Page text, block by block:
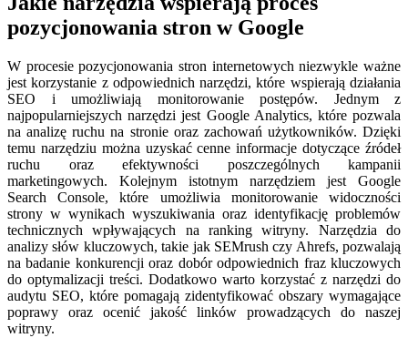
pozycjonowania stron w Google
W procesie pozycjonowania stron internetowych niezwykle ważne
jest korzystanie z odpowiednich narzędzi, które wspierają działania
SEO i umożliwiają monitorowanie postępów. Jednym z
najpopularniejszych narzędzi jest Google Analytics, które pozwala
na analizę ruchu na stronie oraz zachowań użytkowników. Dzięki
temu narzędziu można uzyskać cenne informacje dotyczące źródeł
ruchu oraz efektywności poszczególnych kampanii
marketingowych. Kolejnym istotnym narzędziem jest Google
Search Console, które umożliwia monitorowanie widoczności
strony w wynikach wyszukiwania oraz identyfikację problemów
technicznych wpływających na ranking witryny. Narzędzia do
analizy słów kluczowych, takie jak SEMrush czy Ahrefs, pozwalają
na badanie konkurencji oraz dobór odpowiednich fraz kluczowych
do optymalizacji treści. Dodatkowo warto korzystać z narzędzi do
audytu SEO, które pomagają zidentyfikować obszary wymagające
poprawy oraz ocenić jakość linków prowadzących do naszej
witryny.